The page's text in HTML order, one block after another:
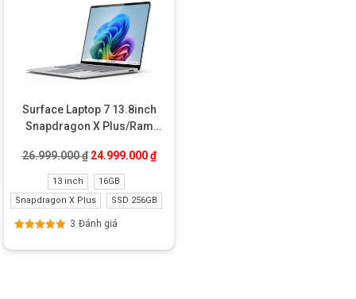
Surface Laptop 7 13.8inch
Snapdragon X Plus/Ram
26.999.000₫ Giá gốc là: 26.999.000 ₫.
24.999.000₫Giá hiện tại là: 24.999.000 ₫.
13 inch
16GB
Snapdragon X Plus
SSD 256GB
3 Đánh giá